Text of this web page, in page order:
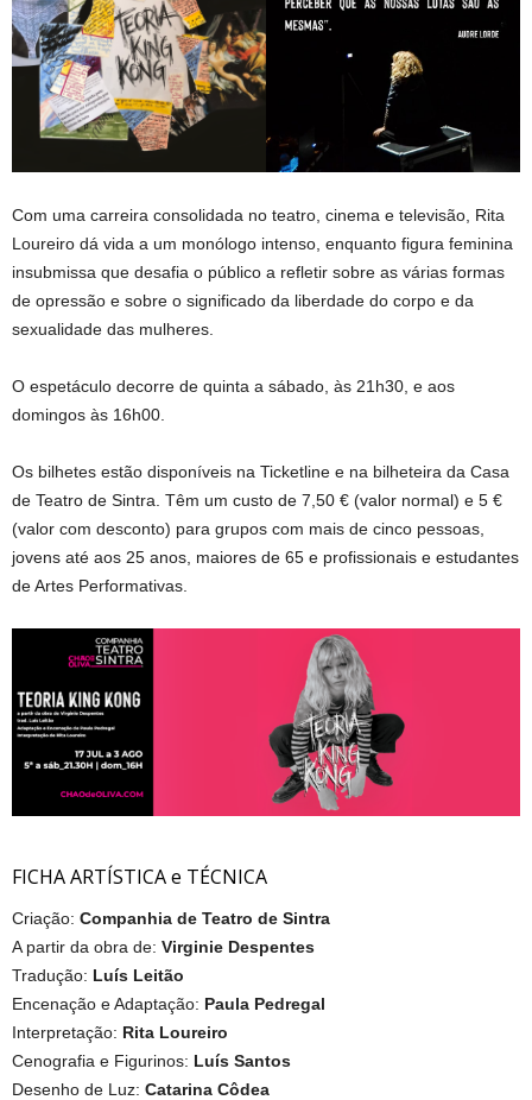
Com uma carreira consolidada no teatro, cinema e televisão, Rita
Loureiro dá vida a um monólogo intenso, enquanto figura feminina
insubmissa que desafia o público a refletir sobre as várias formas
de opressão e sobre o significado da liberdade do corpo e da
sexualidade das mulheres.
O espetáculo decorre de quinta a sábado, às 21h30, e aos
domingos às 16h00.
Os bilhetes estão disponíveis na Ticketline e na bilheteira da Casa
de Teatro de Sintra. Têm um custo de 7,50 € (valor normal) e 5 €
(valor com desconto) para grupos com mais de cinco pessoas,
jovens até aos 25 anos, maiores de 65 e profissionais e estudantes
de Artes Performativas.
FICHA ARTÍSTICA e TÉCNICA
Criação: Companhia de Teatro de Sintra
A partir da obra de: Virginie Despentes
Tradução: Luís Leitão
Encenação e Adaptação: Paula Pedregal
Interpretação: Rita Loureiro
Cenografia e Figurinos: Luís Santos
Desenho de Luz: Catarina Côdea